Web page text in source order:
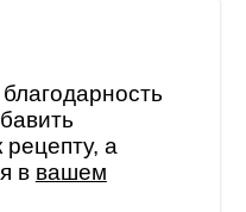
а
в вашем